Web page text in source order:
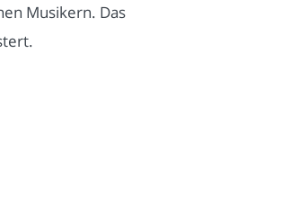
Musikern. Das